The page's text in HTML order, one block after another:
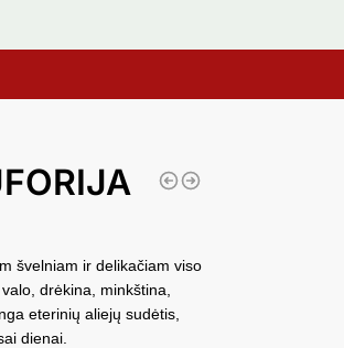
švelniam ir delikačiam viso
drėkina, minkština,
eterinių aliejų sudėtis,
dienai.